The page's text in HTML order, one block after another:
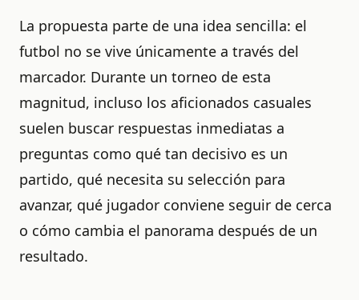
La propuesta parte de una idea sencilla: el
futbol no se vive únicamente a través del
marcador. Durante un torneo de esta
magnitud, incluso los aficionados casuales
suelen buscar respuestas inmediatas a
preguntas como qué tan decisivo es un
partido, qué necesita su selección para
avanzar, qué jugador conviene seguir de cerca
o cómo cambia el panorama después de un
resultado.